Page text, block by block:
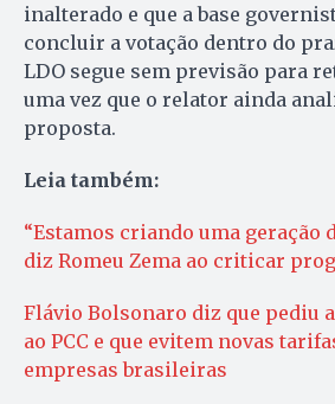
inalterado e que a base
concluir a votação dentro do
LDO segue sem previsão para
uma vez que o relator ainda
proposta.
Leia também:
“Estamos criando uma geração
diz Romeu Zema ao criticar
Flávio Bolsonaro diz que pediu
ao PCC e que evitem novas
empresas brasileiras